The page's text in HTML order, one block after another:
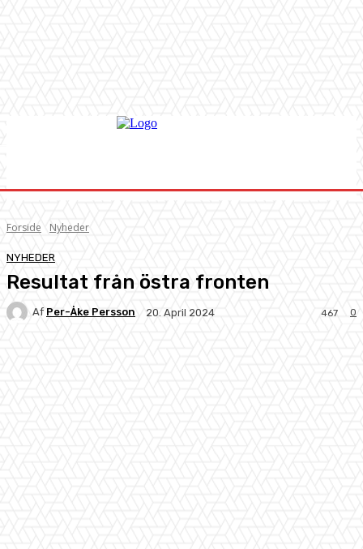
Forside Nyheder
NYHEDER
Resultat från östra fronten
Af Per-Åke Persson 20. April 2024 0
467